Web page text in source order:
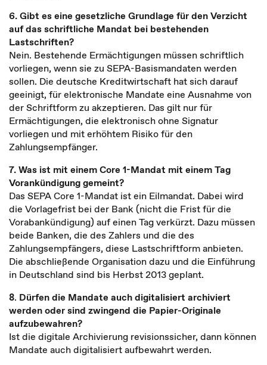
6. Gibt es eine gesetzliche Grundlage für den Verzicht
auf das schriftliche Mandat bei bestehenden
Lastschriften?
Nein. Bestehende Ermächtigungen müssen schriftlich
vorliegen, wenn sie zu SEPA-Basismandaten werden
sollen. Die deutsche Kreditwirtschaft hat sich darauf
geeinigt, für elektronische Mandate eine Ausnahme von
der Schriftform zu akzeptieren. Das gilt nur für
Ermächtigungen, die elektronisch ohne Signatur
vorliegen und mit erhöhtem Risiko für den
Zahlungsempfänger.
7. Was ist mit einem Core 1-Mandat mit einem Tag
Vorankündigung gemeint?
Das SEPA Core 1-Mandat ist ein Eilmandat. Dabei wird
die Vorlagefrist bei der Bank (nicht die Frist für die
Vorabankündigung) auf einen Tag verkürzt. Dazu müssen
beide Banken, die des Zahlers und die des
Zahlungsempfängers, diese Lastschriftform anbieten.
Die abschließende Organisation dazu und die Einführung
in Deutschland sind bis Herbst 2013 geplant.
8. Dürfen die Mandate auch digitalisiert archiviert
werden oder sind zwingend die Papier-Originale
aufzubewahren?
Ist die digitale Archivierung revisionssicher, dann können
Mandate auch digitalisiert aufbewahrt werden.